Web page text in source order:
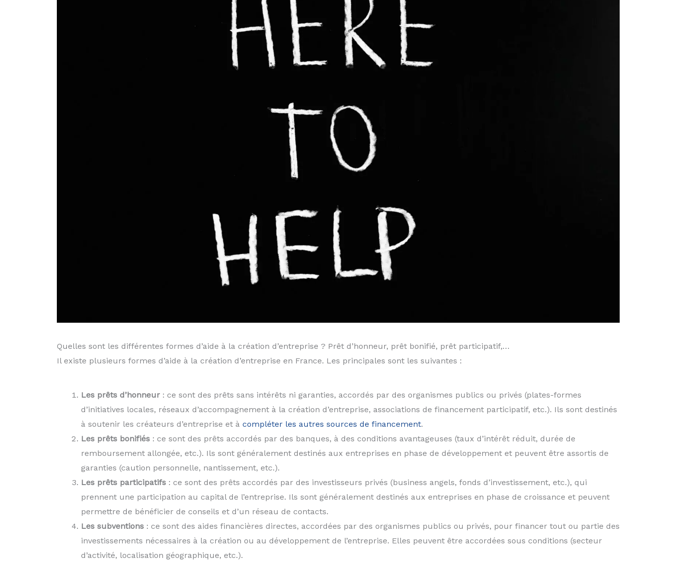
Quelles sont les différentes formes d’aide à la création d’entreprise ? Prêt d’honneur, prêt bonifié, prêt participatif,…
Il existe plusieurs formes d’aide à la création d’entreprise en France. Les principales sont les suivantes :
Les prêts d’honneur : ce sont des prêts sans intérêts ni garanties, accordés par des organismes publics ou privés (plates-formes
d’initiatives locales, réseaux d’accompagnement à la création d’entreprise, associations de financement participatif, etc.). Ils sont destinés
à soutenir les créateurs d’entreprise et à compléter les autres sources de financement.
Les prêts bonifiés: ce sont des prêts accordés par des banques, à des conditions avantageuses (taux d’intérêt réduit, durée de
remboursement allongée, etc.). Ils sont généralement destinés aux entreprises en phase de développement et peuvent être assortis de
garanties (caution personnelle, nantissement, etc.).
Les prêts participatifs: ce sont des prêts accordés par des investisseurs privés (business angels, fonds d’investissement, etc.), qui
prennent une participation au capital de l’entreprise. Ils sont généralement destinés aux entreprises en phase de croissance et peuvent
permettre de bénéficier de conseils et d’un réseau de contacts.
Les subventions: ce sont des aides financières directes, accordées par des organismes publics ou privés, pour financer tout ou partie des
investissements nécessaires à la création ou au développement de l’entreprise. Elles peuvent être accordées sous conditions (secteur
d’activité, localisation géographique, etc.).